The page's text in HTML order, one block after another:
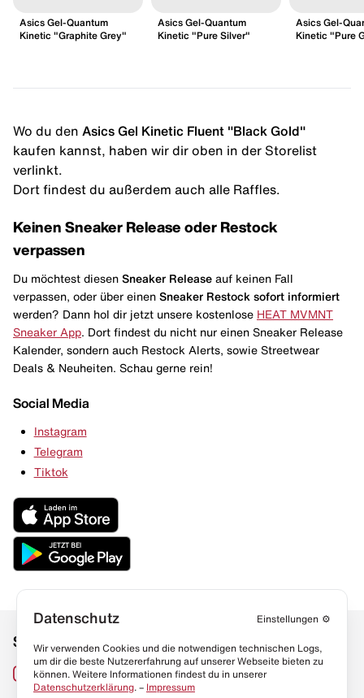
Asics Gel-Quantum
Kinetic "Graphite Grey"
Asics Gel-Quantum
Kinetic "Pure Silver"
Asics Gel-
Kinetic "Pure
Wo du den Asics Gel Kinetic Fluent "Black Gold"
kaufen kannst, haben wir dir oben in der Storelist
verlinkt.
Dort findest du außerdem auch alle Raffles.
Keinen Sneaker Release oder Restock
verpassen
Du möchtest diesen Sneaker Release auf keinen Fall
verpassen, oder über einen Sneaker Restock sofort informiert
werden? Dann hol dir jetzt unsere kostenlose HEAT MVMNT
Sneaker App . Dort findest du nicht nur einen Sneaker Release
Kalender, sondern auch Restock Alerts, sowie Streetwear
Deals & Neuheiten. Schau gerne rein!
Social Media
Instagram
Telegram
Tiktok
Social Media
Instagram
Links
Sneaker Lexikon
Resell Guide
Datenschutz Einstellungen ⚙️
Wir verwenden Cookies und die notwendigen technischen Logs,
um dir die beste Nutzererfahrung auf unserer Webseite bieten zu
können. Weitere Informationen findest du in unserer
Datenschutzerklärung. – Impressum